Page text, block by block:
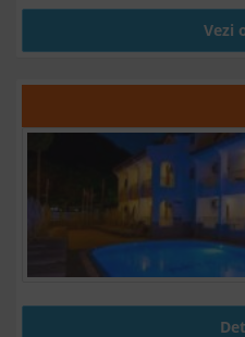
Vezi